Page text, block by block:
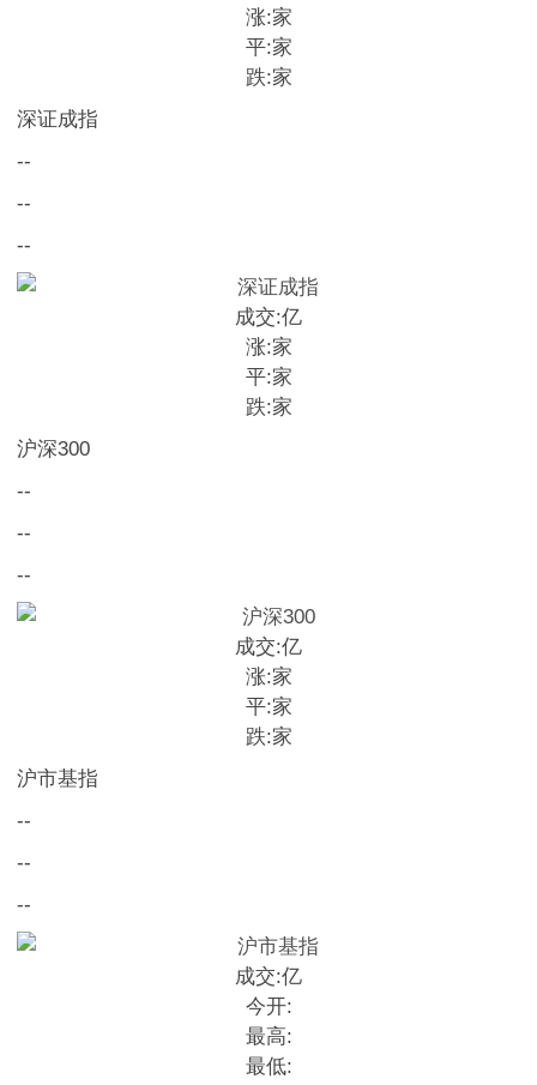
涨:家
平:家
跌:家
深证成指
--
--
--
成交:亿
涨:家
平:家
跌:家
沪深300
--
--
--
成交:亿
涨:家
平:家
跌:家
沪市基指
--
--
--
成交:亿
今开:
最高:
最低: